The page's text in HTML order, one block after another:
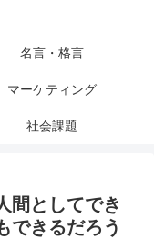
名言・格言
マーケティング
社会課題
間としてでき
できるだろう